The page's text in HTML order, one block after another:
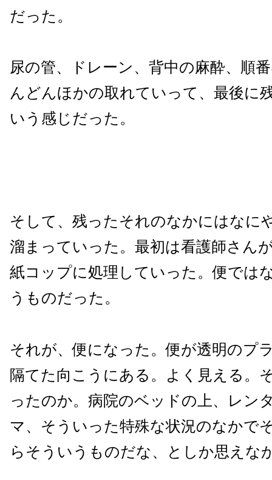
だった。
尿の管、ドレーン、背中の麻酔、順
んどんほかの取れていって、最後に
いう感じだった。
そして、残ったそれのなかにはなに
溜まっていった。最初は看護師さん
紙コップに処理していった。便では
うものだった。
それが、便になった。便が透明のプ
隔てた向こうにある。よく見える。
ったのか。病院のベッドの上、レン
マ、そういった特殊な状況のなかで
らそういうものだな、としか思えな